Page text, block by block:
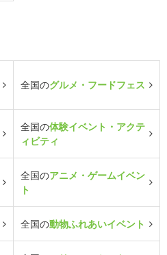
全国のグルメ・フードフェス
全国の体験イベント・アクテ
ィビティ
全国のアニメ・ゲームイベン
ト
全国の動物ふれあいイベント